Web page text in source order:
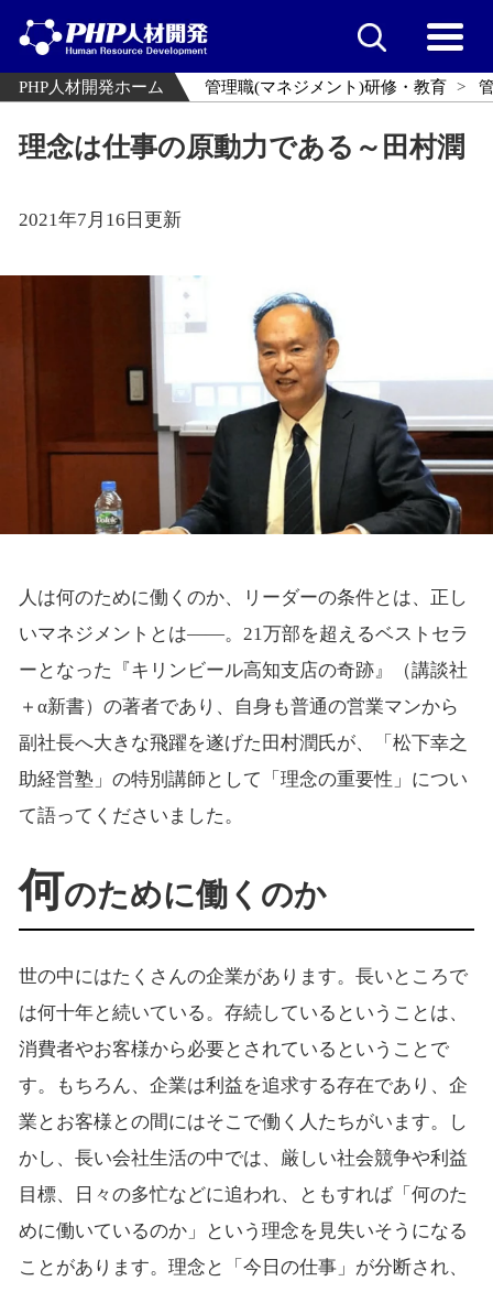
PHP人材開発ホーム 管理職(マネジメント)研修・教育
理念は仕事の原動力である～田村潤
2021年7月16日更新
人は何のために働くのか、リーダーの条件とは、正し
いマネジメントとは――。21万部を超えるベストセラ
ーとなった『キリンビール高知支店の奇跡』（講談社
＋α新書）の著者であり、自身も普通の営業マンから
副社長へ大きな飛躍を遂げた田村潤氏が、「松下幸之
助経営塾」の特別講師として「理念の重要性」につい
て語ってくださいました。
何のために働くのか
世の中にはたくさんの企業があります。長いところで
は何十年と続いている。存続しているということは、
消費者やお客様から必要とされているということで
す。もちろん、企業は利益を追求する存在であり、企
業とお客様との間にはそこで働く人たちがいます。し
かし、長い会社生活の中では、厳しい社会競争や利益
目標、日々の多忙などに追われ、ともすれば「何のた
めに働いているのか」という理念を見失いそうになる
ことがあります。理念と「今日の仕事」が分断され、